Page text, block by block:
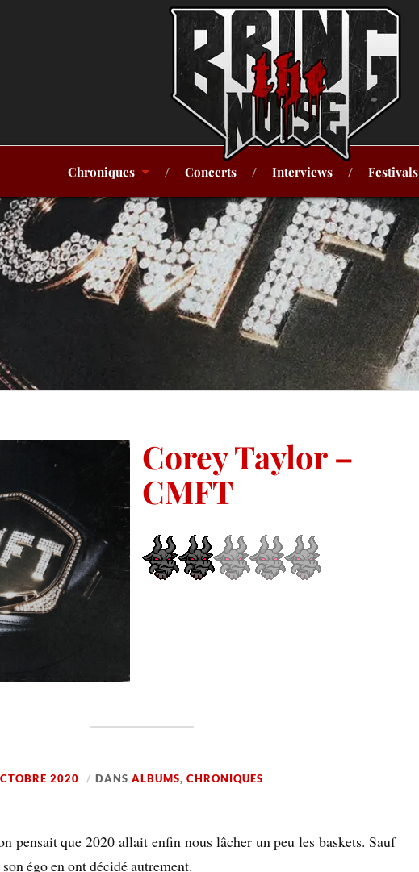
Chroniques Concerts Interviews Festivals
Corey Taylor –
CMFT
2020 DANSALBUMS,CHRONIQUES
pensait que 2020 allait enfin nous lâcher un peu les baskets. Sauf
égo en ont décidé autrement.